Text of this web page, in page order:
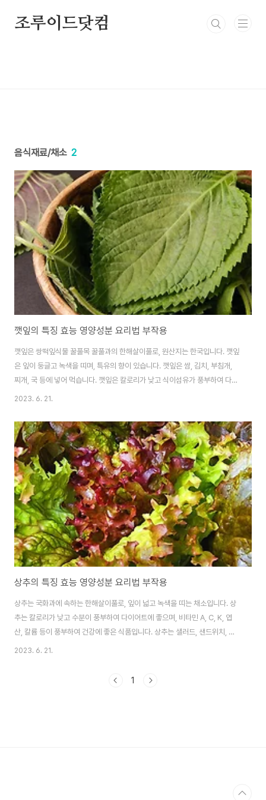
조루이드닷컴
음식재료/채소 2
깻잎의 특징 효능 영양성분 요리법 부작용
깻잎은 쌍떡잎식물 꿀풀목 꿀풀과의 한해살이풀로, 원산지는 한국입니다. 깻잎
은 잎이 둥글고 녹색을 띠며, 특유의 향이 있습니다. 깻잎은 쌈, 김치, 부침개,
찌개, 국 등에 넣어 먹습니다. 깻잎은 칼로리가 낮고 식이섬유가 풍부하여 다이
어트에 좋고, 비타민 A, C, K, 철분 등이 풍부하여 건강에 좋습니다. 깻잎의 특
가 낮고 식이섬유가 풍부합니다. 비타민 A, C, K, 철분 등이 풍부합니다. 다이
어트에 좋습니다. 건강에 좋습니다. 깻잎의 영양성분은 다음과 같습니다. 칼로
리 : 100g당 21kcal 수분 : 92g 비타민 A : 1,200IU 비타민 C : 15mg 비타
민 K : 120ug 철분 : 2mg 깻잎의 효능은 다음과..
2023. 6. 21.
상추의 특징 효능 영양성분 요리법 부작용
상추는 국화과에 속하는 한해살이풀로, 잎이 넓고 녹색을 띠는 채소입니다. 상
추는 칼로리가 낮고 수분이 풍부하여 다이어트에 좋으며, 비타민 A, C, K, 엽
산, 칼륨 등이 풍부하여 건강에 좋은 식품입니다. 상추는 샐러드, 샌드위치, 쌈,
김치, 국 등 다양한 요리에 활용할 수 있습니다. 상추의 특징은 다음과 같습니
2023. 6. 21.
1